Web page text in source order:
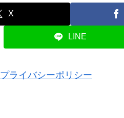
X
LINE
プライバシーポリシー